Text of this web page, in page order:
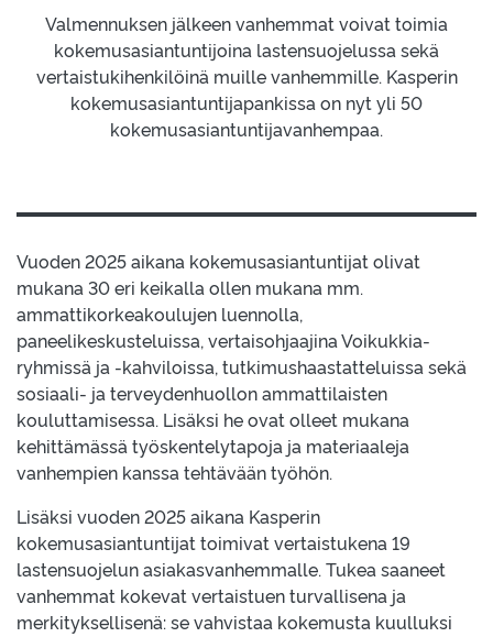
Valmennuksen jälkeen vanhemmat voivat toimia
kokemusasiantuntijoina lastensuojelussa sekä
vertaistukihenkilöinä muille vanhemmille. Kasperin
kokemusasiantuntijapankissa on nyt yli 50
kokemusasiantuntijavanhempaa.
Vuoden 2025 aikana kokemusasiantuntijat olivat
mukana 30 eri keikalla ollen mukana mm.
ammattikorkeakoulujen luennolla,
paneelikeskusteluissa, vertaisohjaajina Voikukkia-
ryhmissä ja -kahviloissa, tutkimushaastatteluissa sekä
sosiaali- ja terveydenhuollon ammattilaisten
kouluttamisessa. Lisäksi he ovat olleet mukana
kehittämässä työskentelytapoja ja materiaaleja
vanhempien kanssa tehtävään työhön.
Lisäksi vuoden 2025 aikana Kasperin
kokemusasiantuntijat toimivat vertaistukena 19
lastensuojelun asiakasvanhemmalle. Tukea saaneet
vanhemmat kokevat vertaistuen turvallisena ja
merkityksellisenä: se vahvistaa kokemusta kuulluksi